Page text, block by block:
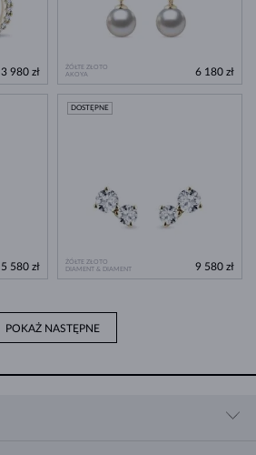
3 980 zł
ŻÓŁTE ZŁOTO
AKOYA
6 180 zł
5 580 zł
ŻÓŁTE ZŁOTO
DIAMENT & DIAMENT
DOSTĘPNE
9 580 zł
POKAŻ NASTĘPNE